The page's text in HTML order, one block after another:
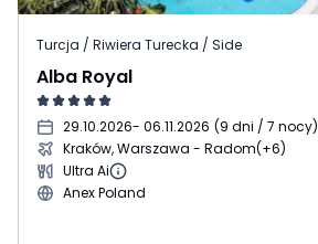
Turcja / Riwiera Turecka / Side
Alba Royal
29.10.2026- 06.11.2026 (9 dni / 7 nocy)
Kraków, Warszawa - Radom(+6)
Ultra Ai
Anex Poland